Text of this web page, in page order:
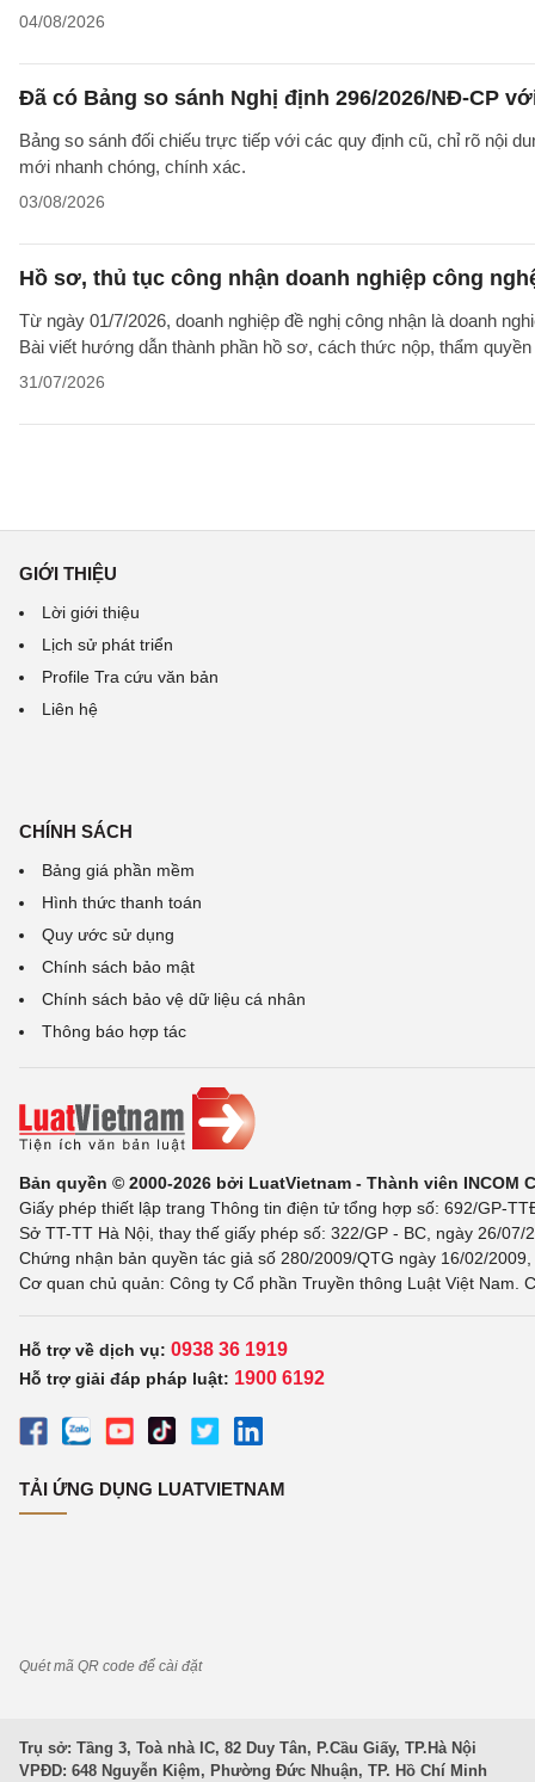
04/08/2026
Đã có Bảng so sánh Nghị định 296/2026/NĐ-CP
Bảng so sánh đối chiếu trực tiếp với các quy định cũ, chỉ rõ nội
mới nhanh chóng, chính xác.
03/08/2026
Hồ sơ, thủ tục công nhận doanh nghiệp công
Từ ngày 01/7/2026, doanh nghiệp đề nghị công nhận là doanh
Bài viết hướng dẫn thành phần hồ sơ, cách thức nộp, thẩm
31/07/2026
GIỚI THIỆU
Lời giới thiệu
Lịch sử phát triển
Profile Tra cứu văn bản
Liên hệ
CHÍNH SÁCH
Bảng giá phần mềm
Hình thức thanh toán
Quy ước sử dụng
Chính sách bảo mật
Chính sách bảo vệ dữ liệu cá nhân
Thông báo hợp tác
Bản quyền © 2000-2026 bởi LuatVietnam - Thành viên INCOM
Giấy phép thiết lập trang Thông tin điện tử tổng hợp số: 692/GP-
Sở TT-TT Hà Nội, thay thế giấy phép số: 322/GP - BC, ngày 26/
Chứng nhận bản quyền tác giả số 280/2009/QTG ngày 16/02/
Cơ quan chủ quản: Công ty Cổ phần Truyền thông Luật Việt Nam.
Hỗ trợ về dịch vụ: 0938 36 1919
Hỗ trợ giải đáp pháp luật: 1900 6192
TẢI ỨNG DỤNG LUATVIETNAM
Quét mã QR code để cài đặt
Trụ sở: Tầng 3, Toà nhà IC, 82 Duy Tân, P.Cầu Giấy, TP.Hà Nội
VPĐD: 648 Nguyễn Kiệm, Phường Đức Nhuận, TP. Hồ Chí Minh